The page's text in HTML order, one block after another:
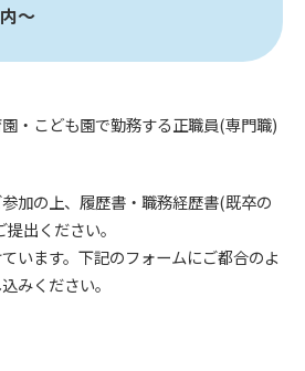
～
・こども園で勤務する正職員(専門職)
加の上、履歴書・職務経歴書(既卒の
出ください。
います。下記のフォームにご都合のよ
みください。